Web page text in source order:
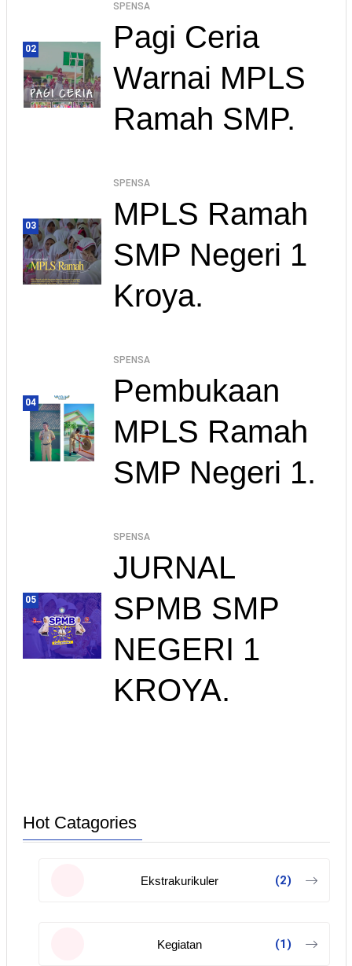
02
SPENSA
Pagi Ceria
Warnai MPLS
Ramah SMP.
03
SPENSA
MPLS Ramah
SMP Negeri 1
Kroya.
04
SPENSA
Pembukaan
MPLS Ramah
SMP Negeri 1.
05
SPENSA
JURNAL
SPMB SMP
NEGERI 1
KROYA.
Hot Catagories
Ekstrakurikuler (2)
Kegiatan (1)